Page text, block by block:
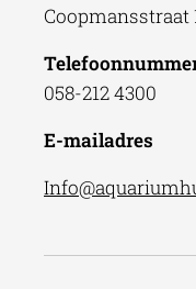
Coopmansstraat
058-212 4300
E-mailadres